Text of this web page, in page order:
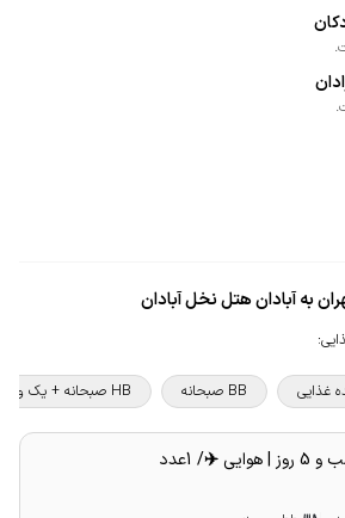
به آبادان هتل نخل آبادان
:
BB صبحانه HB صبحانه + یک وعده غذا